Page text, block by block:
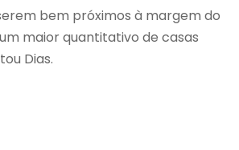
bem próximos à margem do
maior quantitativo de casas
Dias.